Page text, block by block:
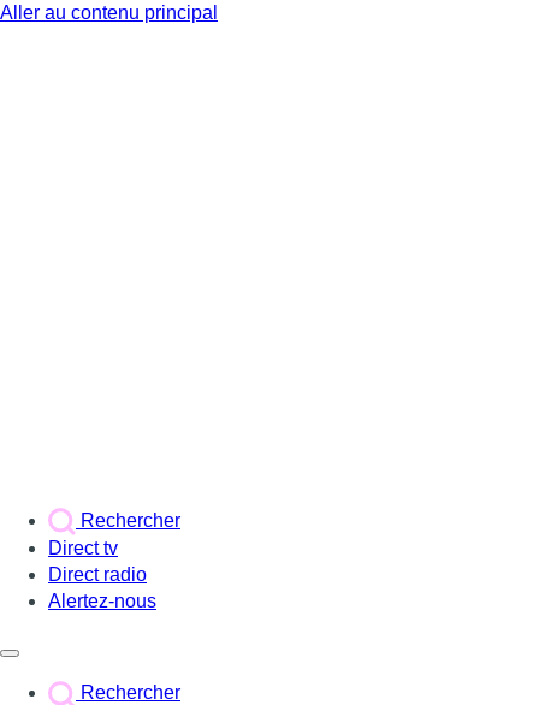
Aller au contenu principal
Rechercher
Direct tv
Direct radio
Alertez-nous
Rechercher